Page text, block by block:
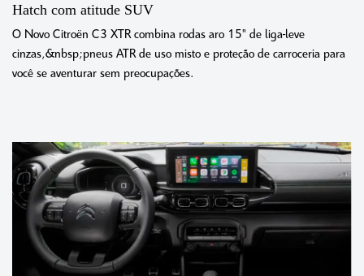
Hatch com atitude SUV
O Novo Citroën C3 XTR combina rodas aro 15" de liga-leve
cinzas,&nbsp;pneus ATR de uso misto e proteção de carroceria para
você se aventurar sem preocupações.